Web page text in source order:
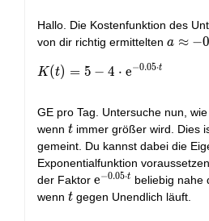
Hallo. Die Kostenfunktion des
von dir richtig ermittelten a
a ≈ −0
K(t) = 5-4 \cdot
K(t) = 5 − 4 ⋅ e−0.05⋅t
GE pro Tag. Untersuche nun, wie
wenn t
t immer größer wird. Dies
gemeint. Du kannst dabei die
Exponentialfunktion
der Faktor \text{e}^{-0.05
\cdot t}
e−0.05⋅t beliebig nahe
wenn t
t gegen Unendlich läuft.